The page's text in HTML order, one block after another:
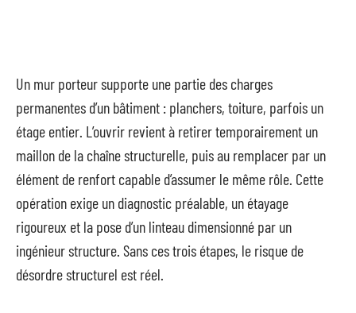
Un mur porteur supporte une partie des charges
permanentes d’un bâtiment : planchers, toiture, parfois un
étage entier. L’ouvrir revient à retirer temporairement un
maillon de la chaîne structurelle, puis au remplacer par un
élément de renfort capable d’assumer le même rôle. Cette
opération exige un diagnostic préalable, un étayage
rigoureux et la pose d’un linteau dimensionné par un
ingénieur structure. Sans ces trois étapes, le risque de
désordre structurel est réel.